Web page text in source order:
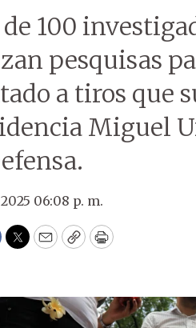
100
pesquisas
a tiros que
Miguel
06:08 p. m.
Twitter
EmailCopyPrint